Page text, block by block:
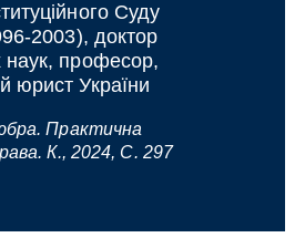
Суду
2003), доктор
професор,
юрист України
Практична
К., 2024, С. 297